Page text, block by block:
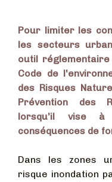
Pour limiter les
les secteurs
outil
Code de
des Risques
Prévention des
lorsqu'il vise
conséquences de
Dans les zones
risque inondation